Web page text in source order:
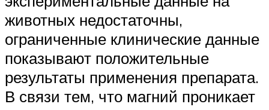
животных недостаточны,
ограниченные клинические данные
показывают положительные
результаты применения препарата.
В связи тем, что магний проникает